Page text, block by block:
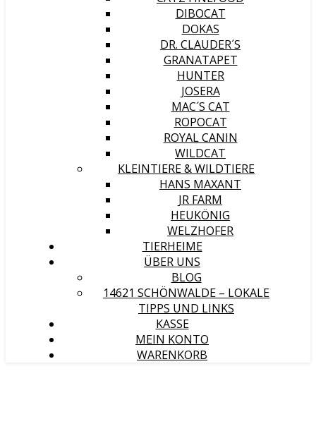
DIBOCAT
DOKAS
DR. CLAUDER´S
GRANATAPET
HUNTER
JOSERA
MAC´S CAT
ROPOCAT
ROYAL CANIN
WILDCAT
KLEINTIERE & WILDTIERE
HANS MAXANT
JR FARM
HEUKÖNIG
WELZHOFER
TIERHEIME
ÜBER UNS
BLOG
14621 SCHÖNWALDE – LOKALE
TIPPS UND LINKS
KASSE
MEIN KONTO
WARENKORB